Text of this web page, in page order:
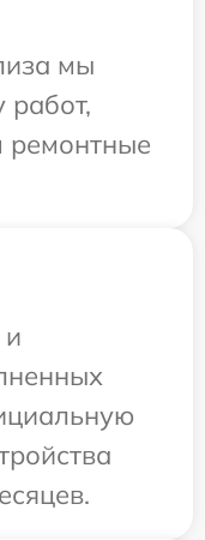
мы
работ,
ремонтные